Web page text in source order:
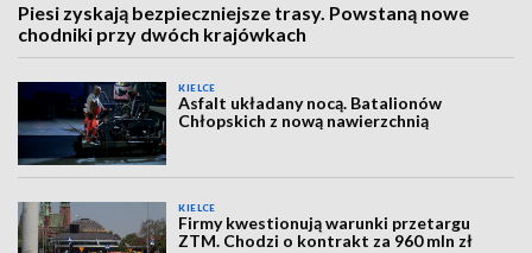
Piesi zyskają bezpieczniejsze trasy. Powstaną nowe
chodniki przy dwóch krajówkach
KIELCE
Asfalt układany nocą. Batalionów
Chłopskich z nową nawierzchnią
KIELCE
Firmy kwestionują warunki przetargu
ZTM. Chodzi o kontrakt za 960 mln zł